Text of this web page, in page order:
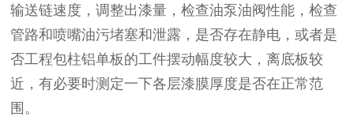
输送链速度，调整出漆量，检查油泵油阀性能，检查
管路和喷嘴油污堵塞和泄露，是否存在静电，或者是
否工程包柱铝单板的工件摆动幅度较大，离底板较
近，有必要时测定一下各层漆膜厚度是否在正常范
围。